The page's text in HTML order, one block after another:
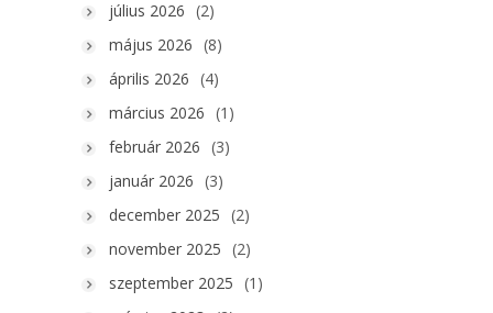
július 2026 (2)
május 2026 (8)
április 2026 (4)
március 2026 (1)
február 2026 (3)
január 2026 (3)
december 2025 (2)
november 2025 (2)
szeptember 2025 (1)